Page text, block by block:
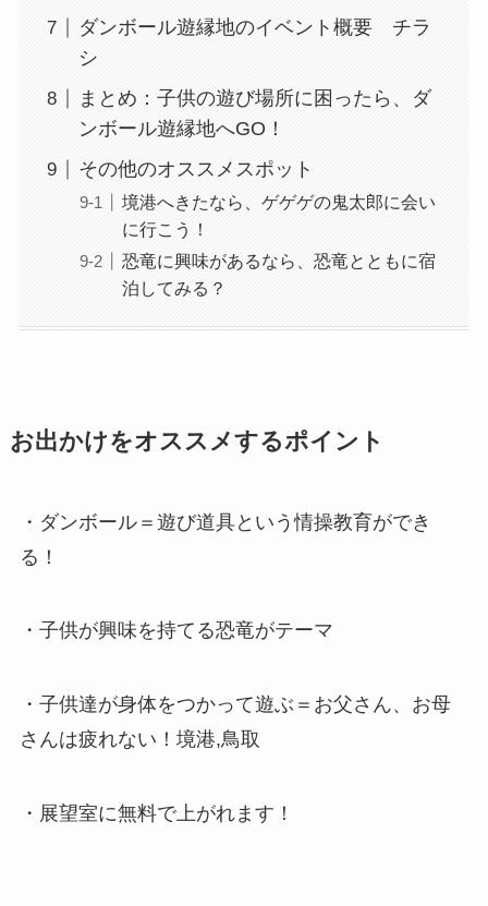
ダンボール遊縁地のイベント概要 チラ
シ
まとめ：子供の遊び場所に困ったら、ダ
ンボール遊縁地へGO！
その他のオススメスポット
境港へきたなら、ゲゲゲの鬼太郎に会い
に行こう！
恐竜に興味があるなら、恐竜とともに宿
泊してみる？
お出かけをオススメするポイント
・ダンボール＝遊び道具という情操教育ができ
る！
・子供が興味を持てる恐竜がテーマ
・子供達が身体をつかって遊ぶ＝お父さん、お母
さんは疲れない！境港,鳥取
・展望室に無料で上がれます！